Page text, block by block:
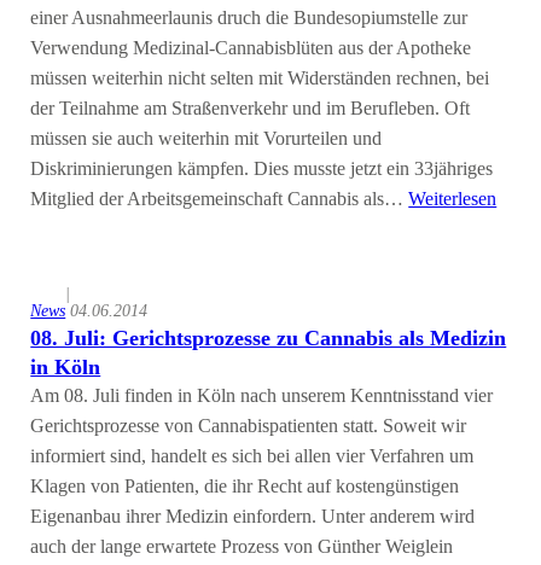
einer Ausnahmeerlaunis druch die Bundesopiumstelle zur
Verwendung Medizinal-Cannabisblüten aus der Apotheke
müssen weiterhin nicht selten mit Widerständen rechnen, bei
der Teilnahme am Straßenverkehr und im Berufleben. Oft
müssen sie auch weiterhin mit Vorurteilen und
Diskriminierungen kämpfen. Dies musste jetzt ein 33jähriges
Mitglied der Arbeitsgemeinschaft Cannabis als…Weiterlesen
News
|
04.06.2014
08. Juli: Gerichtsprozesse zu Cannabis als Medizin
in Köln
Am 08. Juli finden in Köln nach unserem Kenntnisstand vier
Gerichtsprozesse von Cannabispatienten statt. Soweit wir
informiert sind, handelt es sich bei allen vier Verfahren um
Klagen von Patienten, die ihr Recht auf kostengünstigen
Eigenanbau ihrer Medizin einfordern. Unter anderem wird
auch der lange erwartete Prozess von Günther Weiglein